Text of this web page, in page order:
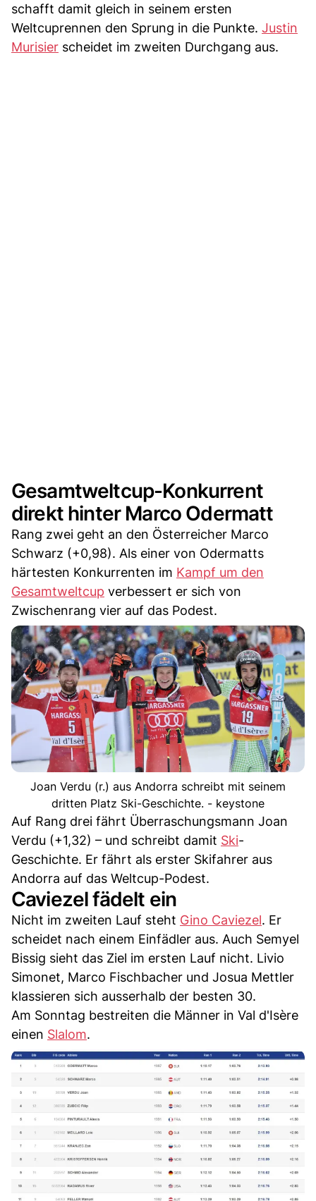
schafft damit gleich in seinem ersten
Weltcuprennen den Sprung in die Punkte. Justin
Murisier scheidet im zweiten Durchgang aus.
Gesamtweltcup-Konkurrent
direkt hinter Marco Odermatt
Rang zwei geht an den Österreicher Marco
Schwarz (+0,98). Als einer von Odermatts
härtesten Konkurrenten im Kampf um den
Gesamtweltcup verbessert er sich von
Zwischenrang vier auf das Podest.
Joan Verdu (r.) aus Andorra schreibt mit seinem
dritten Platz Ski-Geschichte. - keystone
Auf Rang drei fährt Überraschungsmann Joan
Verdu (+1,32) – und schreibt damit Ski-
Geschichte. Er fährt als erster Skifahrer aus
Andorra auf das Weltcup-Podest.
Caviezel fädelt ein
Nicht im zweiten Lauf steht Gino Caviezel. Er
scheidet nach einem Einfädler aus. Auch Semyel
Bissig sieht das Ziel im ersten Lauf nicht. Livio
Simonet, Marco Fischbacher und Josua Mettler
klassieren sich ausserhalb der besten 30.
Am Sonntag bestreiten die Männer in Val d'Isère
einen Slalom.